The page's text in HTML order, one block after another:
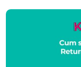
pe măsură. Însă,
diferită,
pune accentul pe
sustenabil.